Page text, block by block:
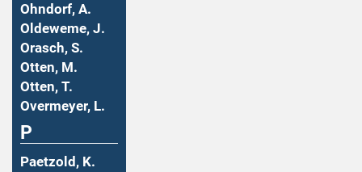
Ohndorf, A.
Oldeweme, J.
Orasch, S.
Otten, M.
Otten, T.
Overmeyer, L.
P
Paetzold, K.